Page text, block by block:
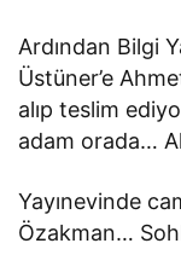
Ardından Bilgi
Üstüner’e
alıp teslim
adam orada…
Yayınevinde
Özakman…